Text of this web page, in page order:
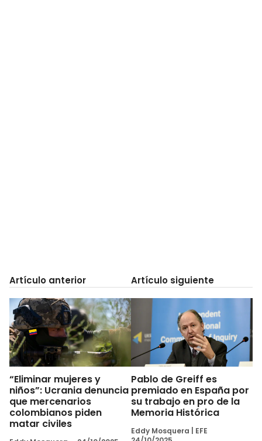
Artículo anterior
“Eliminar mujeres y
niños”: Ucrania denuncia
que mercenarios
colombianos piden
matar civiles
Artículo siguiente
Pablo de Greiff es
premiado en España por
su trabajo en pro de la
Memoria Histórica
Eddy Mosquera
EFE